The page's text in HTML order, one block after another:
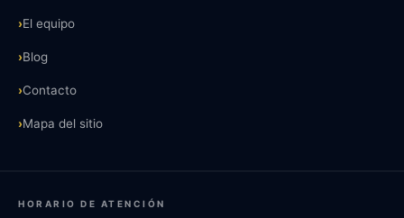
›El equipo
›Blog
›Contacto
›Mapa del sitio
HORARIO DE ATENCIÓN